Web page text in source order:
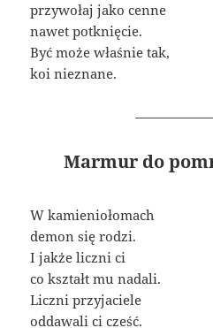
przywołaj jako cenne
nawet potknięcie.
Być może właśnie tak,
koi nieznane.
Marmur do
W kamieniołomach
demon się rodzi.
I jakże liczni ci
co kształt mu nadali.
Liczni przyjaciele
oddawali ci cześć.